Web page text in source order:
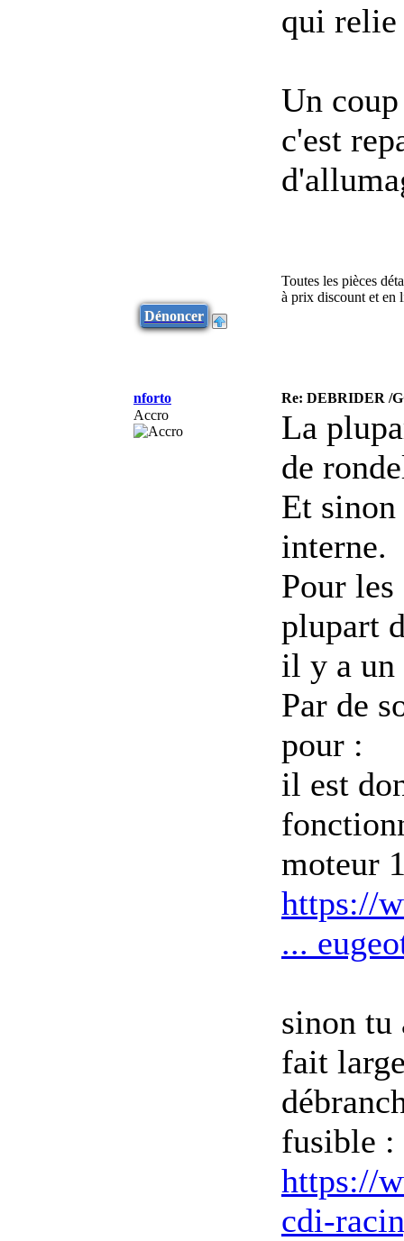
qui relie
Un
c'est
Toutes les pièces
à prix discount et
Dénoncer
nforto
Re: DEBRIDER /
Accro
La
de
Et
interne.
Pour
plupart
il y a un
Par de
pour :
il est
moteur
https://
...
sinon tu
fait
fusible :
https://
cdi-